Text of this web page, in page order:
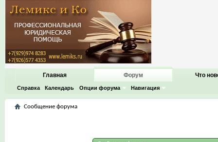
Главная Форум
Справка Календарь Опции форума Навигация
Что
Сообщение форума